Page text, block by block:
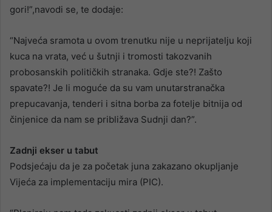
gori!”,navodi se, te dodaje:
“Najveća sramota u ovom trenutku nije u neprijatelju koji
kuca na vrata, već u šutnji i tromosti takozvanih
probosanskih političkih stranaka. Gdje ste?! Zašto
spavate?! Je li moguće da su vam unutarstranačka
prepucavanja, tenderi i sitna borba za fotelje bitnija od
činjenice da nam se približava Sudnji dan?”.
Zadnji ekser u tabut
Podsjećaju da je za početak juna zakazano okupljanje
Vijeća za implementaciju mira (PIC).